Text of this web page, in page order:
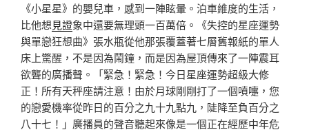
《小星星》的嬰兒車，感到一陣眩暈。泊車維度的生活，
比他想見證象中還要無理頭一百萬倍。《失控的星座運勢
與單戀狂想曲》張水瓶從他那張覆蓋著七層舊報紙的單人
床上驚醒，不是因為鬧鐘，而是因為屋頂傳來了一陣震耳
欲聾的廣播聲。「緊急！緊急！今日星座運勢超級大修
正！所有天秤座請注意！由於月球剛剛打了一個噴嚏，您
的戀愛機率從昨日的百分之九十九點九，陡降至負百分之
八十七！」廣播員的聲音聽起來像是一個正在經歷中年危